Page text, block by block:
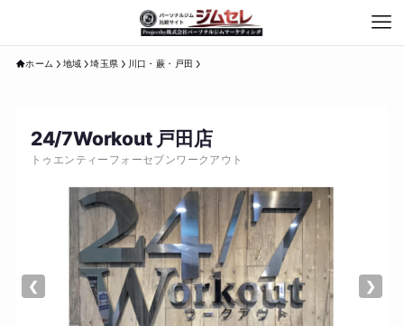
ホーム 地域 埼玉県 川口・蕨・戸田
24/7Workout 戸田店
トゥエンティーフォーセブンワークアウト
❮ ❯